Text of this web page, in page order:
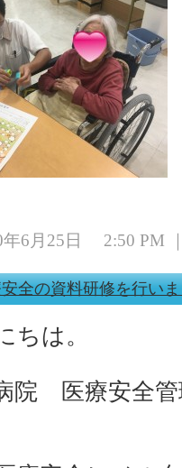
年6月25日 2:50 PM
全の資料研修を行い
ちは。
院 医療安全管